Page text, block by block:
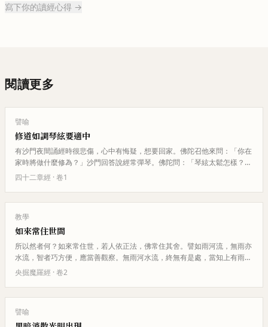
寫下你的讀經心得 →
閱讀更多
譬喻
修道如調琴絃要適中
有沙門夜間誦經時很悲傷，心中有悔疑，想要回家。佛陀召他來問：「你在
家時將做什麼修為？」沙門回答說經常彈琴。佛陀問：「琴絃太鬆怎樣？」
答：「不鳴。」「琴絃太緊怎樣…
四十二章經 · 卷1
教學
如來常住世間
所以然者何？如來常住世，若人依正法，佛常住其舍。譬如雨河流，無雨亦
水流，智者巧方便，應當善觀察。無雨河水流，終無有是處，當知上有雨，
是故流不絕。如是大目連，世間…
央掘魔羅經 · 卷2
譬喻